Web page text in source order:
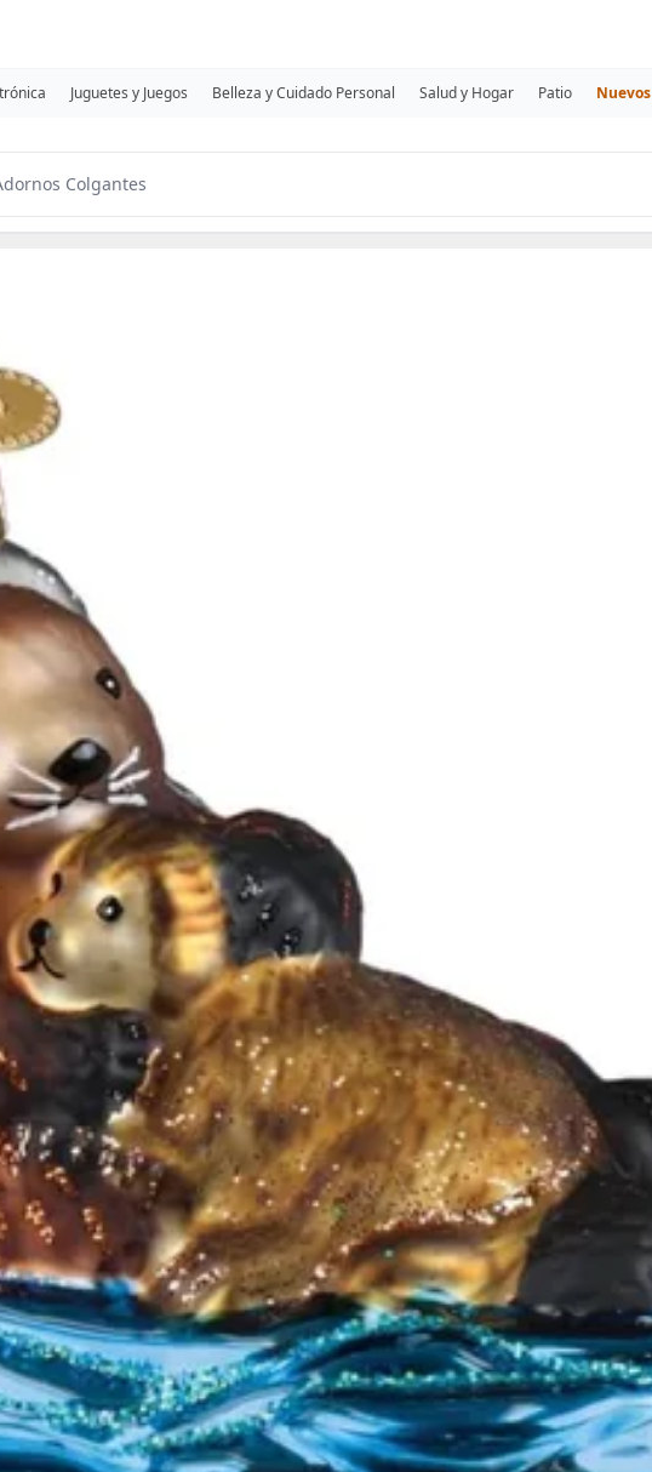
Juguetes y Juegos Belleza y Cuidado Personal Salud y Hogar Patio Nuevos
Colgantes